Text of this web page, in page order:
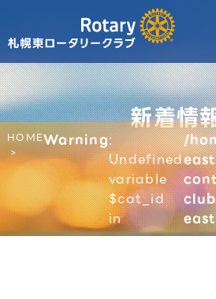
新着情
HOMEWarning:
Undefined
variable
$cat_id
in
/